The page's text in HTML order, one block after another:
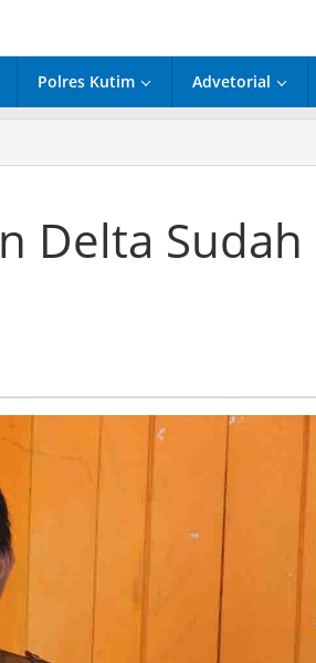
Polres Kutim Advetorial
Delta Sudah